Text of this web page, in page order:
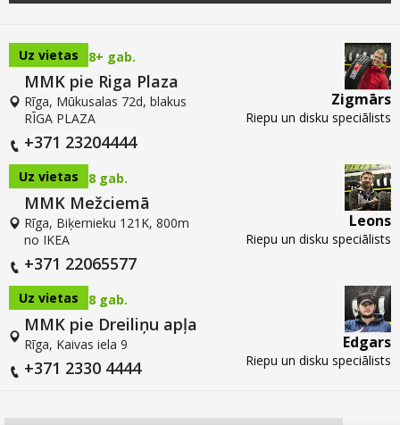
Uz vietas 8+ gab.
MMK pie Riga Plaza
Rīga, Mūkusalas 72d, blakus
RĪGA PLAZA
+371 23204444
Zigmārs
Riepu un disku speciālists
Uz vietas 8 gab.
MMK Mežciemā
Rīga, Biķernieku 121K, 800m
no IKEA
+371 22065577
Leons
Riepu un disku speciālists
Uz vietas 8 gab.
MMK pie Dreiliņu apļa
Rīga, Kaivas iela 9
+371 2330 4444
Edgars
Riepu un disku speciālists